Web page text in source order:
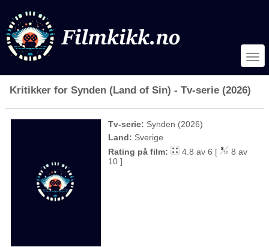
Kritikker for Synden (Land of Sin) - Tv-serie (2026)
Tv-serie: Synden (2026)
Land: Sverige
Rating på film:
4.8 av 6 [
8 av
10 ]